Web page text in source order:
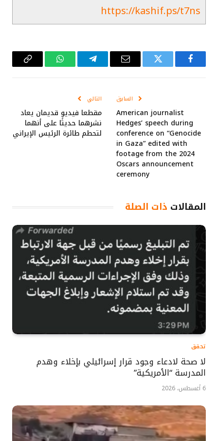
https://kashif.ps/t7ns
فيسبوك تويتر
البريد
تيلقرام واتساب Copy
السابق
American journalist
Hedges’ speech during
conference on “Genocide
in Gaza” edited with
footage from the 2024
Oscars announcement
ceremony
التالي
مقطعا فيديو قديمان يعاد
نشرهما حديثًا على أنهما
لتحطم طائرة الرئيس الإيراني
المقالات ذات الصلة
تحقق
لا صحة لادعاء وجود قرار إسرائيلي بإخلاء وهدم
المدرسة “الأمريكية”
6 أغسطس، 2026